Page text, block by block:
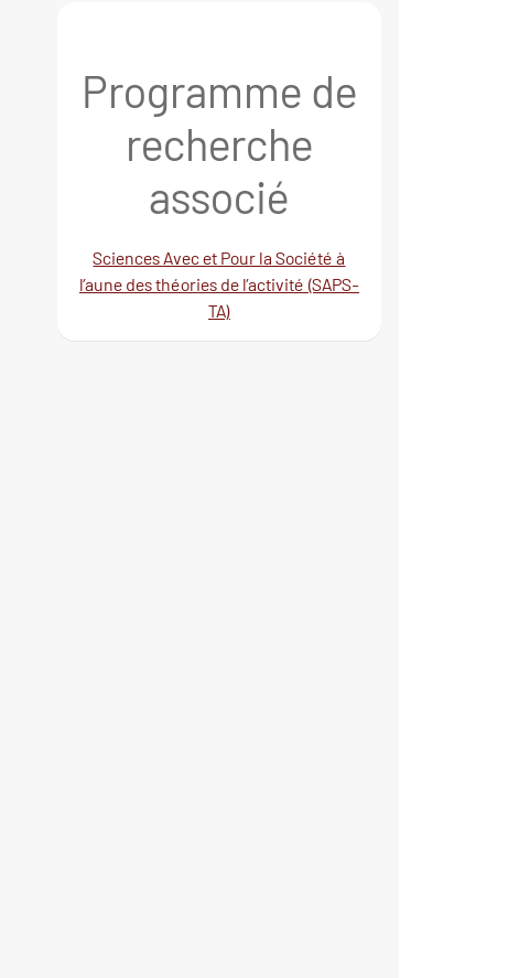
Programme de
recherche
associé
Sciences Avec et Pour la Société à
l’aune des théories de l’activité (SAPS-
TA)